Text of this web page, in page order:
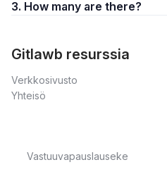
3. How many are there?
Gitlawb resurssia
Verkkosivusto
Yhteisö
Vastuuvapauslauseke